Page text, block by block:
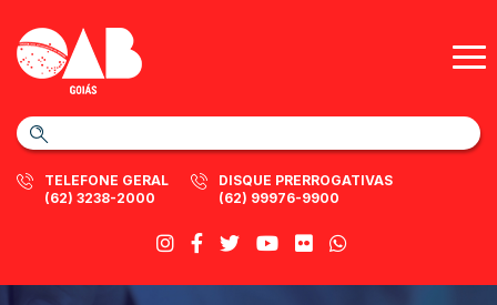
TELEFONE GERAL
(62) 3238-2000
DISQUE PRERROGATIVAS
(62) 99976-9900